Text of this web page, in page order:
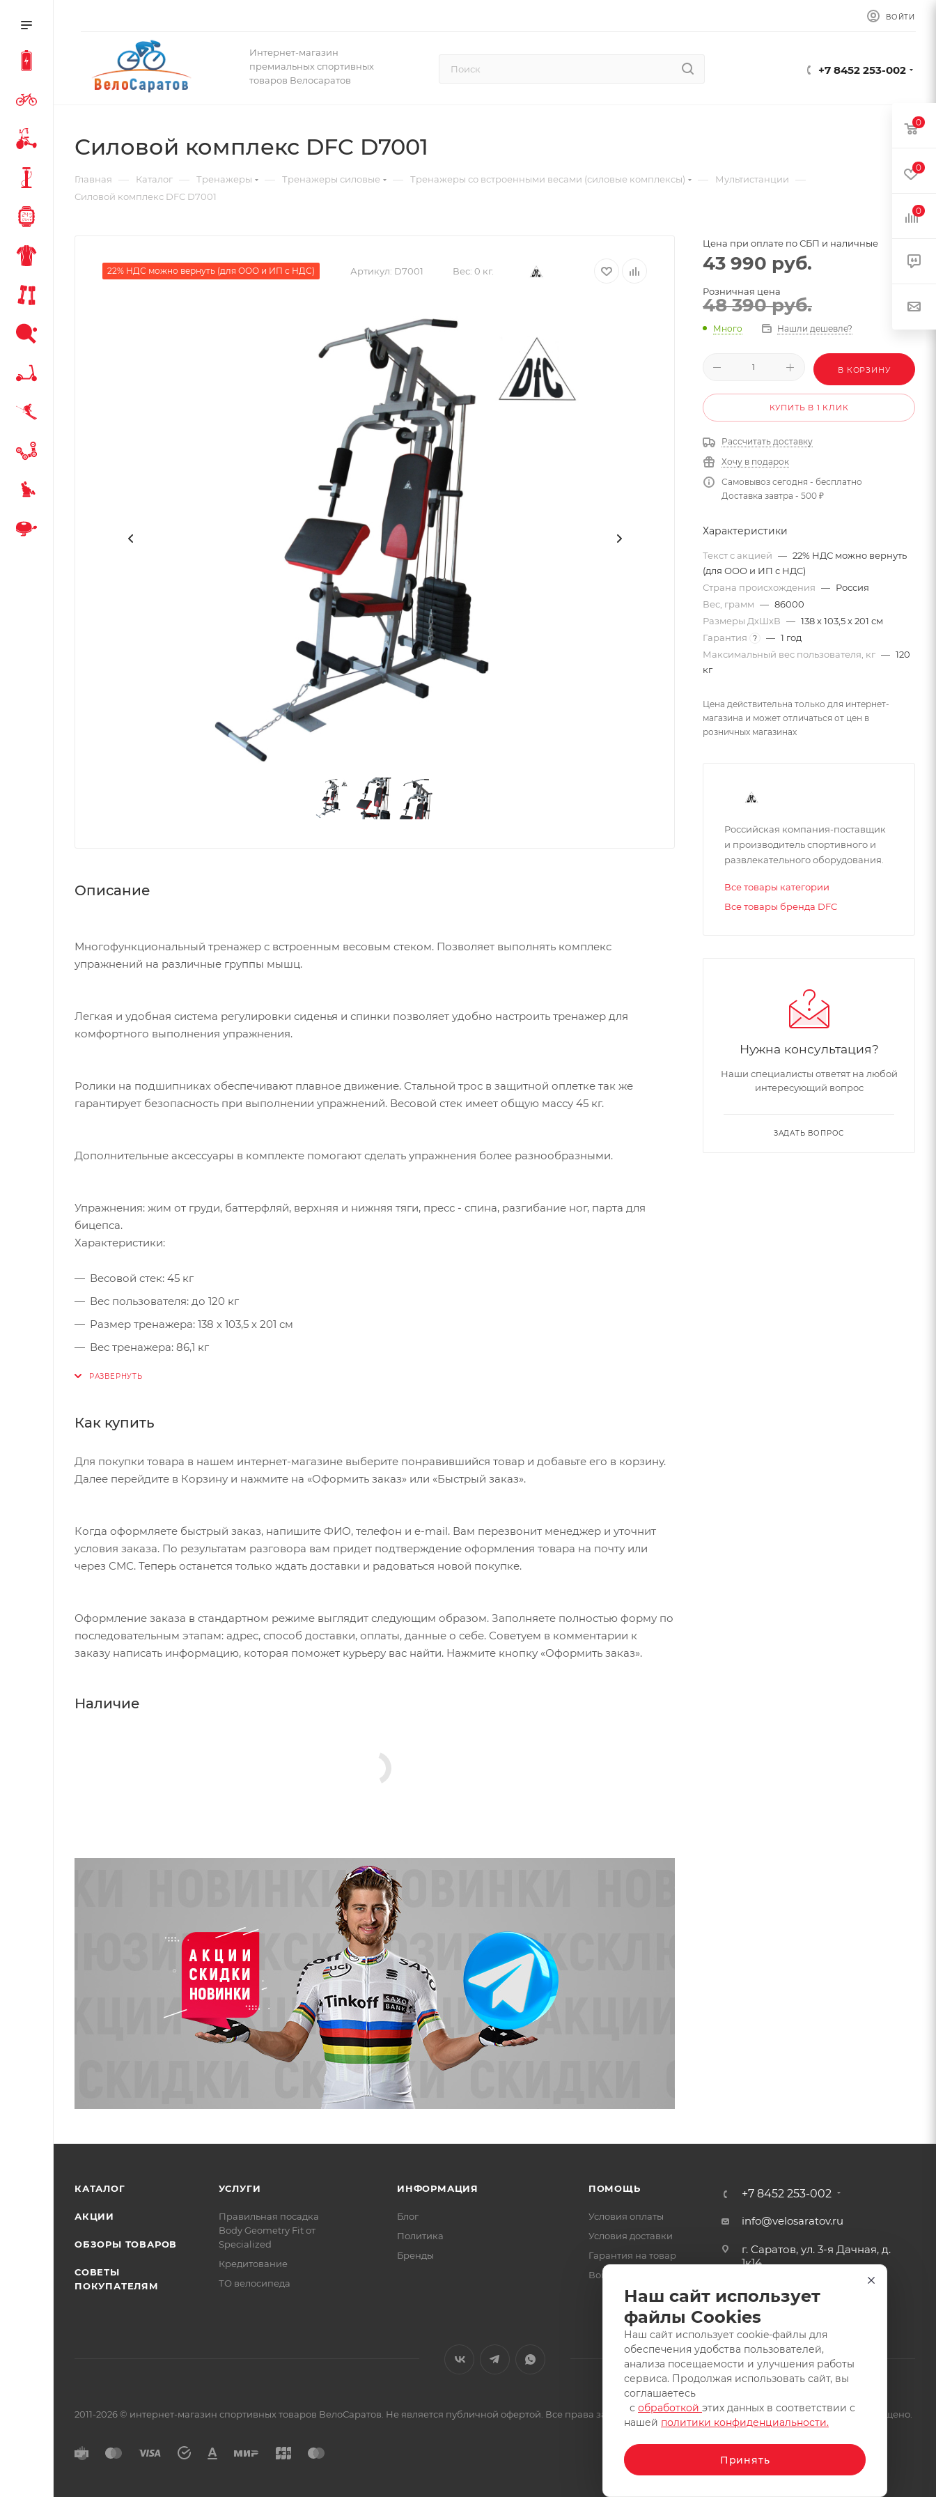
ВОЙТИ
Интернет-магазин
премиальных спортивных
товаров Велосаратов
+7 8452 253-002
Силовой комплекс DFC D7001
Главная — Каталог — Тренажеры — Тренажеры силовые — Тренажеры со встроенными весами (силовые комплексы) — Мультистанции —
Силовой комплекс DFC D7001
22% НДС можно вернуть (для ООО и ИП с НДС) Артикул: D7001 Вес: 0 кг.
Описание
Многофункциональный тренажер с встроенным весовым стеком. Позволяет выполнять комплекс
упражнений на различные группы мышц.
Легкая и удобная система регулировки сиденья и спинки позволяет удобно настроить тренажер для
комфортного выполнения упражнения.
Ролики на подшипниках обеспечивают плавное движение. Стальной трос в защитной оплетке так же
гарантирует безопасность при выполнении упражнений. Весовой стек имеет общую массу 45 кг.
Дополнительные аксессуары в комплекте помогают сделать упражнения более разнообразными.
Упражнения: жим от груди, баттерфляй, верхняя и нижняя тяги, пресс - спина, разгибание ног, парта для
бицепса.
Характеристики:
Весовой стек: 45 кг
Вес пользователя: до 120 кг
Размер тренажера: 138 х 103,5 х 201 см
Вес тренажера: 86,1 кг
Размер / вес упаковки 1: 184 х 46,5 х 19 см / 44,2 кг
Гарантия: 12 месяцев
Как купить
Для покупки товара в нашем интернет-магазине выберите понравившийся товар и добавьте его в корзину.
Далее перейдите в Корзину и нажмите на «Оформить заказ» или «Быстрый заказ».
Когда оформляете быстрый заказ, напишите ФИО, телефон и e-mail. Вам перезвонит менеджер и уточнит
условия заказа. По результатам разговора вам придет подтверждение оформления товара на почту или
через СМС. Теперь останется только ждать доставки и радоваться новой покупке.
Оформление заказа в стандартном режиме выглядит следующим образом. Заполняете полностью форму по
последовательным этапам: адрес, способ доставки, оплаты, данные о себе. Советуем в комментарии к
заказу написать информацию, которая поможет курьеру вас найти. Нажмите кнопку «Оформить заказ».
Наличие
Цена при оплате по СБП и наличные
43 990 руб.
Розничная цена
48 390руб.
Много Нашли дешевле?
В КОРЗИНУ
КУПИТЬ В 1 КЛИК
Рассчитать доставку
Хочу в подарок
Самовывоз сегодня - бесплатно
Доставка завтра - 500 ₽
Характеристики
Текст с акцией — 22% НДС можно вернуть
(для ООО и ИП с НДС)
Страна происхождения — Россия
Вес, грамм — 86000
Размеры ДхШхВ — 138 х 103,5 х 201 см
Гарантия
? — 1 год
Максимальный вес пользователя, кг — 120
кг
Цена действительна только для интернет-
магазина и может отличаться от цен в
розничных магазинах
Российская компания-поставщик
и производитель спортивного и
развлекательного оборудования.
Все товары категории
Все товары бренда DFC
Нужна консультация?
Наши специалисты ответят на любой
интересующий вопрос
ЗАДАТЬ ВОПРОС
КАТАЛОГ
АКЦИИ
ОБЗОРЫ ТОВАРОВ
СОВЕТЫ
ПОКУПАТЕЛЯМ
УСЛУГИ
Правильная посадка
Body Geometry Fit от
Specialized
Кредитование
ТО велосипеда
ИНФОРМАЦИЯ
Блог
Политика
Бренды
ПОМОЩЬ
Условия оплаты
Условия доставки
Гарантия на товар
Вопрос-ответ
+7 8452 253-002
info@velosaratov.ru
г. Саратов, ул. 3-я Дачная, д.
1к14
2011-2026 © интернет-магазин спортивных товаров ВелоСаратов. Не является публичной офертой. Все права защищены. Заимствование материалов и фотографий запрещено.
Наш сайт использует
файлы Cookies
Наш сайт использует cookie-файлы для
обеспечения удобства пользователей,
анализа посещаемости и улучшения работы
сервиса. Продолжая использовать сайт, вы
соглашаетесь
с обработкой этих данных в соответствии с
нашей политики конфиденциальности.
Принять
0
0
0